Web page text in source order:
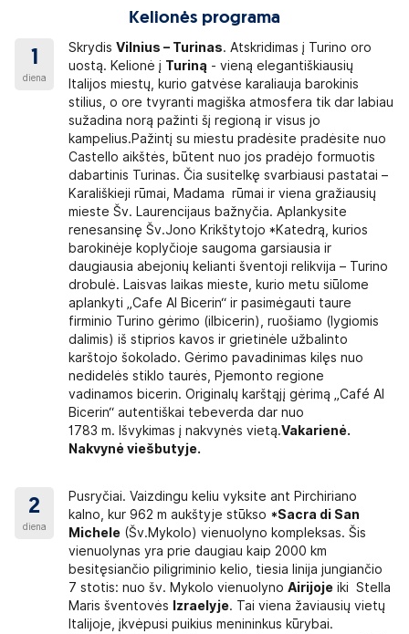
Kelionės programa
1
diena
SkrydisVilnius – Turinas. Atskridimas į Turino oro
uostą. Kelionė į Turiną - vieną elegantiškiausių
Italijos miestų, kurio gatvėse karaliauja barokinis
stilius, o ore tvyranti magiška atmosfera tik dar labiau
sužadina norą pažinti šį regioną ir visus jo
kampelius.Pažintį su miestu pradėsite pradėsite nuo
Castello aikštės, būtent nuo jos pradėjo formuotis
dabartinis Turinas. Čia susitelkę svarbiausi pastatai –
Karališkieji rūmai, Madama rūmai ir viena gražiausių
mieste Šv. Laurencijaus bažnyčia. Aplankysite
renesansinę Šv.Jono Krikštytojo *Katedrą, kurios
barokinėje koplyčioje saugoma garsiausia ir
daugiausia abejonių kelianti šventoji relikvija – Turino
drobulė. Laisvas laikas mieste, kurio metu siūlome
aplankyti „Cafe Al Bicerin“ ir pasimėgauti taure
firminio Turino gėrimo (ilbicerin), ruošiamo (lygiomis
dalimis) iš stiprios kavos ir grietinėle užbalinto
karštojo šokolado. Gėrimo pavadinimas kilęs nuo
nedidelės stiklo taurės, Pjemonto regione
vadinamos bicerin. Originalų karštąjį gėrimą „Café Al
Bicerin“ autentiškai tebeverda dar nuo
1783 m. Išvykimas į nakvynės vietą.Vakarienė.
Nakvynė viešbutyje.
2
diena
Pusryčiai. Vaizdingu keliu vyksite ant Pirchiriano
kalno, kur 962 m aukštyje stūkso *Sacra di San
Michele (Šv.Mykolo) vienuolyno kompleksas. Šis
vienuolynas yra prie daugiau kaip 2000 km
besitęsiančio piligriminio kelio, tiesia linija jungiančio
7 stotis: nuo šv. Mykolo vienuolynoAirijoje iki Stella
Maris šventovės
Izraelyje. Tai viena žaviausių vietų
Italijoje, įkvėpusi puikius menininkus kūrybai.